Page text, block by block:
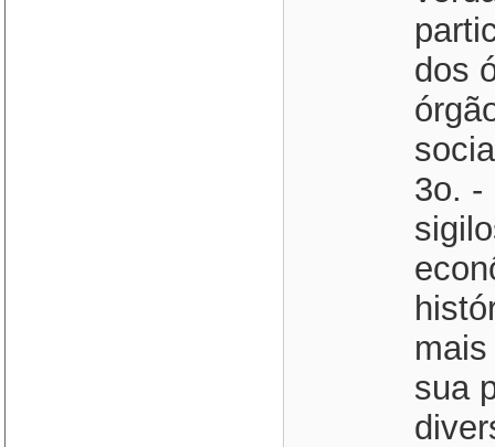
dos
3o. -
sua